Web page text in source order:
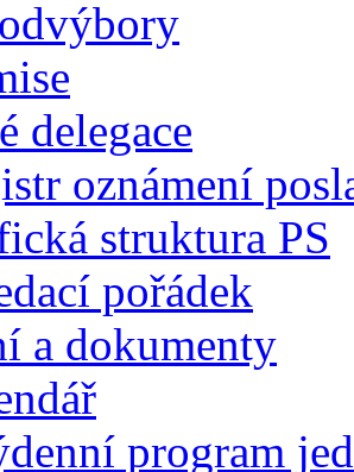
delegace
oznámení
struktura PS
pořádek
a dokumenty
program